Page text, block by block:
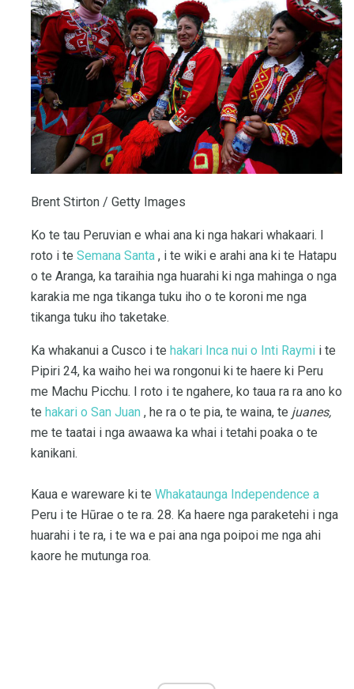
Brent Stirton / Getty Images
Ko te tau Peruvian e whai ana ki nga hakari whakaari. I
roto i te Semana Santa , i te wiki e arahi ana ki te Hatapu
o te Aranga, ka taraihia nga huarahi ki nga mahinga o nga
karakia me nga tikanga tuku iho o te koroni me nga
tikanga tuku iho taketake.
Ka whakanui a Cusco i te hakari Inca nui o Inti Raymi i te
Pipiri 24, ka waiho hei wa rongonui ki te haere ki Peru
me Machu Picchu. I roto i te ngahere, ko taua ra ra ano ko
te hakari o San Juan , he ra o te pia, te waina, te juanes,
me te taatai ​​i nga awaawa ka whai i tetahi poaka o te
kanikani.
Kaua e wareware ki te Whakataunga Independence a
Peru i te Hūrae o te ra. 28. Ka haere nga paraketehi i nga
huarahi i te ra, i te wa e pai ana nga poipoi me nga ahi
kaore he mutunga roa.